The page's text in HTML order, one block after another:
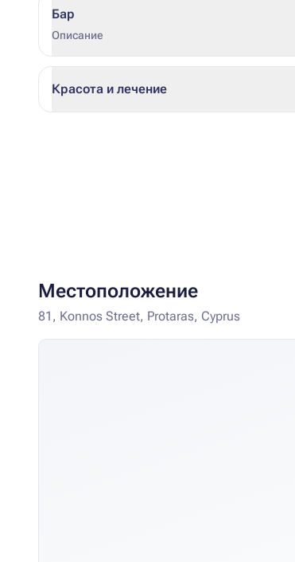
Бар
Описание
Красота и лечение
Местоположение
81, Konnos Street, Protaras, Cyprus